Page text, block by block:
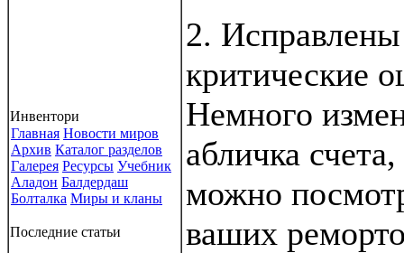
Инвентори
Главная Новости миров
Архив Каталог разделов
Галерея Ресурсы Учебник
Аладон Балдердаш
Болталка Миры и кланы
Последние статьи
2.
критические
Немного
абличка
можно
ваших